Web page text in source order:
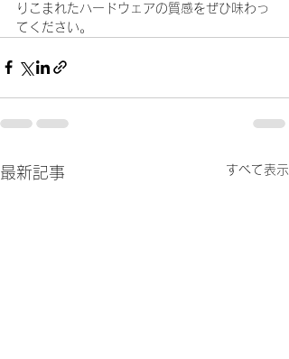
りこまれたハードウェアの質感をぜひ味わっ
てください。
最新記事 すべて表示